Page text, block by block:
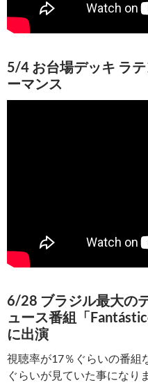
5/4 お台場デッキ ラ
ーマンス
6/28 ブラジル最大の
ュース番組「
に出演
視聴率が17％ぐらいの番組
ぐらいが見ていた事になり